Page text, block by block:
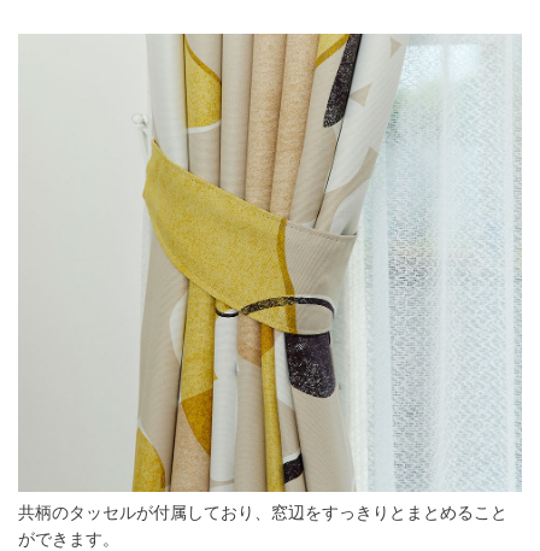
共柄のタッセルが付属しており、窓辺をすっきりとまとめること
ができます。